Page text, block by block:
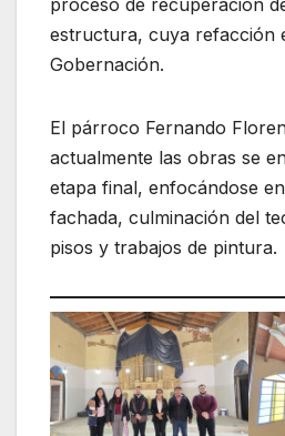
estructura, cuya refacción
Gobernación.
El párroco Fernando
actualmente las obras se
etapa final, enfocándose
fachada, culminación del
pisos y trabajos de pintura.